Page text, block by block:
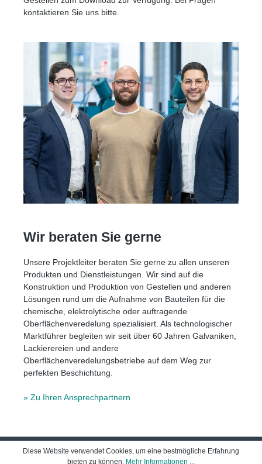
kontaktieren Sie uns bitte.
Wir beraten Sie gerne
Unsere Projektleiter beraten Sie gerne zu allen unseren
Produkten und Dienstleistungen. Wir sind auf die
Konstruktion und Produktion von Gestellen und anderen
Lösungen rund um die Aufnahme von Bauteilen für die
chemische, elektrolytische oder auftragende
Oberflächenveredelung spezialisiert. Als technologischer
Marktführer begleiten wir seit über 60 Jahren Galvaniken,
Lackierereien und andere
Oberflächenveredelungsbetriebe auf dem Weg zur
perfekten Beschichtung.
» Zu Ihren Ansprechpartnern
Kontaktdaten
Diese Website verwendet Cookies, um eine bestmögliche Erfahrung
bieten zu können. Mehr Informationen ...